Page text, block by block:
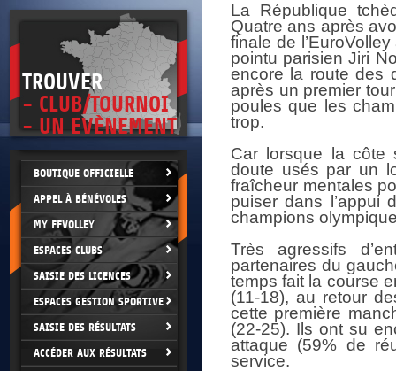
TROUVER
- CLUB/TOURNOI
- UN EVÈNEMENT
BOUTIQUE OFFICIELLE
APPEL À BÉNÉVOLES
MY FFVOLLEY
ESPACES CLUBS
SAISIE DES LICENCES
ESPACES GESTION SPORTIVE
SAISIE DES RÉSULTATS
ACCÉDER AUX RÉSULTATS
La République
Quatre ans après
finale de
pointu parisien Jiri
encore la route des
après un premier
poules que les
trop.
Car lorsque la côte
doute usés par un
fraîcheur mentales
puiser dans l’appui
champions
Très agressifs
partenaires du
temps fait la course
(11-18), au retour
cette première
(22-25). Ils ont su
attaque (59% de
service.